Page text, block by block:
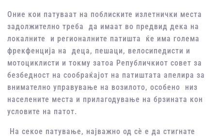
Оние кои патуваат на поблиските излетнички места
задолжително треба да имаат во предвид дека на
локалните и регионалните патишта ќе има голема
фрекфенција на деца, пешаци, велосипедисти и
мотоциклисти и токму затоа Републичкиот совет за
безбедност на сообраќајот на патиштата апелира за
внимателно управување на возилото, особено низ
населените места и прилагодување на брзината кон
условите на патот.
На секое патување, најважно од сѐ е да стигнате